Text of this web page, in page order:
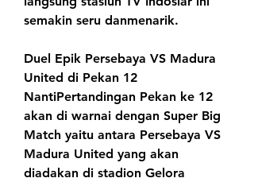
semakin seru danmenarik.
Duel Epik Persebaya VS Madura
United di Pekan 12
NantiPertandingan Pekan ke 12
akan di warnai dengan Super Big
Match yaitu antara Persebaya VS
Madura United yang akan
diadakan di stadion Gelora